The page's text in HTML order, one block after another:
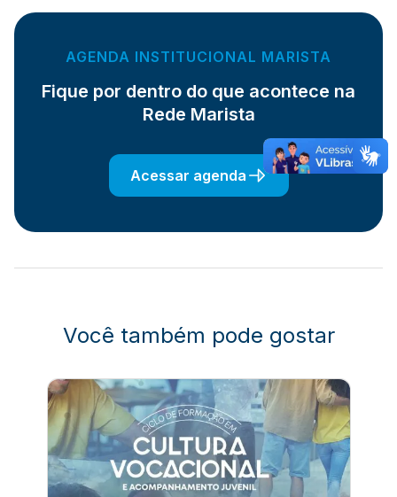
AGENDA INSTITUCIONAL MARISTA
Fique por dentro do que acontece na
Rede Marista
Acessar agenda
Você também pode gostar